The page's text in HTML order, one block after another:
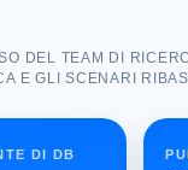
DEL TEAM DI
E GLI SCENARI
DI DB